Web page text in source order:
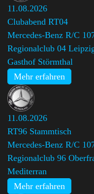
11.08.2026
Clubabend RT04
Mercedes-Benz R/C
Regionalclub 04
Gasthof Störmthal
Mehr erfahren
11.08.2026
RT96 Stammtisch
Mercedes-Benz R/C
Regionalclub 96
Mediterran
Mehr erfahren